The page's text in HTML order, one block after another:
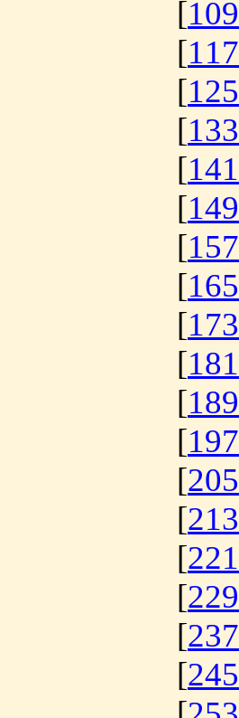
[109
[117
[125
[133
[141
[149
[157
[165
[173
[181
[189
[197
[205
[213
[221
[229
[237
[245